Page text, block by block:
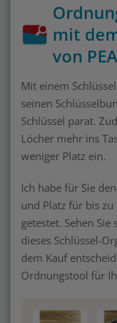
mit
von
Mit einem
seinen
Schlüssel parat.
Löcher mehr ins
weniger Platz ein.
Ich habe für Sie
und Platz für bis zu
getestet. Sehen
dieses Schlüssel-
dem Kauf
Ordnungstool für